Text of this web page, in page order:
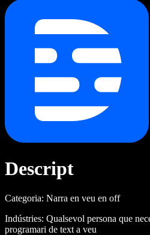
Descript
Categoria: Narra en veu en off
Indústries: Qualsevol persona que
programari de text a veu